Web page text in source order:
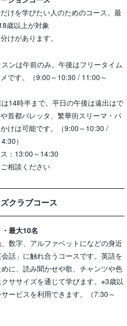
けを学びたい人のためのコース。最
歳以上が対象
けがあります。
ンは午前のみ。午後はフリータイム
です。（9:00～10:30 / 11:00～
14時半まで。平日の午後は遠出はで
首都バレッタ、繁華街スリーマ・パ
けは可能です。（9:00～10:30 /
）
：13:00～14:30
相談ください
クラブコース
最大10名
数字、アルファベットになどの身近
話」に触れ合うコースです。英語を
に、読み聞かせや歌、チャンツや色
ササイズを通じて学びます。※3歳以
ービスを利用できます。（7:30～